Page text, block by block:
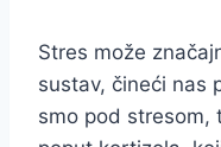
Stres može
sustav, čineći nas
smo pod stresom,